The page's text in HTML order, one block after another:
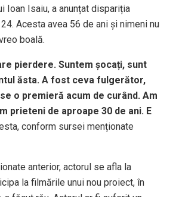
Ioan Isaiu, a anunțat dispariția
Acesta avea 56 de ani și nimeni nu
boală.
pierdere. Suntem șocați, sunt
ăsta. A fost ceva fulgerător,
o premieră acum de curând. Am
prieteni de aproape 30 de ani. E
conform sursei menționate
anterior, actorul se afla la
la filmările unui nou proiect, în